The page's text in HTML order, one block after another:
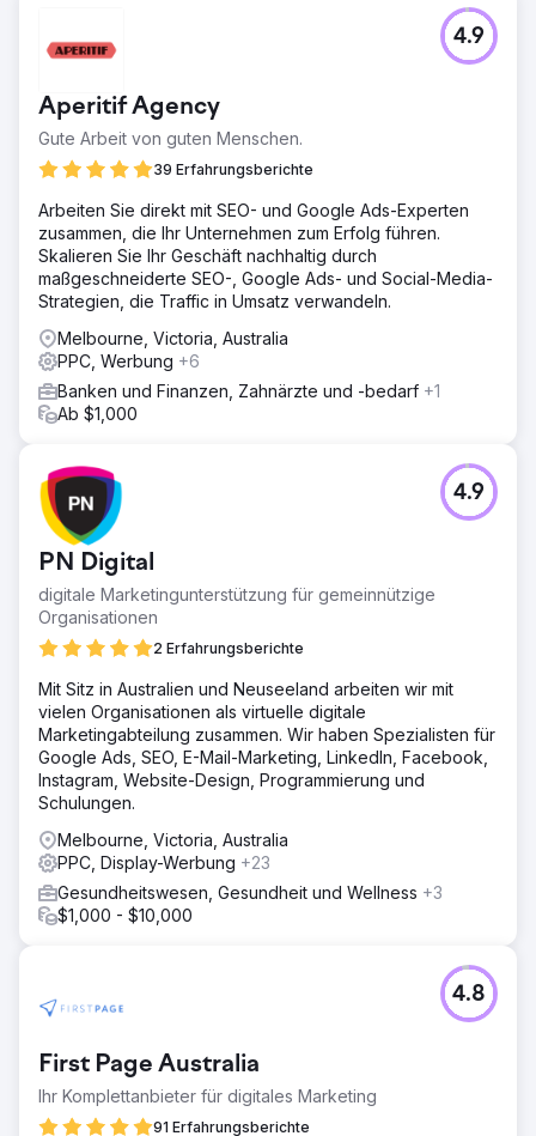
Das Hauptziel von Soup mit Vanilla Blue bestand darin, die
Zahl der Online-Catering-Bestellungen von Kunden aus
Schwerpunkt insbesondere auf der Steigerung der
Wiederholungskäufe und der Erhöhung des
Gesamtumsatzes lag.
Soup setzte eine gezielte Suchstrategie ein, die sich
ausschließlich auf die Gewinnung neuer Kunden
konzentrierte. Indem wir uns auf Keywords mit hoher
Kaufabsicht konzentrierten, die für die Gastronomie
relevant sind, konnten wir kaufbereite Kunden gewinnen
und ihre bestehenden B2B-Aktivitäten durch einen
expandierenden DTC ergänzen.
Ergebnis
43-faches Umsatzwachstum in den ersten 3 Monaten +34
Aperitif Agency
Gute Arbeit von guten Menschen.
39 Erfahrungsberichte
4.9
Arbeiten Sie direkt mit SEO- und Google Ads-Experten
zusammen, die Ihr Unternehmen zum Erfolg führen.
Skalieren Sie Ihr Geschäft nachhaltig durch
maßgeschneiderte SEO-, Google Ads- und Social-Media-
Strategien, die Traffic in Umsatz verwandeln.
Melbourne, Victoria, Australia
PPC, Werbung +6
Banken und Finanzen, Zahnärzte und -bedarf +1
Ab $1,000
PN Digital
digitale Marketingunterstützung für gemeinnützige
Organisationen
2 Erfahrungsberichte
4.9
Mit Sitz in Australien und Neuseeland arbeiten wir mit
vielen Organisationen als virtuelle digitale
Marketingabteilung zusammen. Wir haben Spezialisten für
Google Ads, SEO, E-Mail-Marketing, LinkedIn, Facebook,
Instagram, Website-Design, Programmierung und
Schulungen.
Melbourne, Victoria, Australia
PPC, Display-Werbung +23
Gesundheitswesen, Gesundheit und Wellness +3
$1,000 - $10,000
First Page Australia
Ihr Komplettanbieter für digitales Marketing
91 Erfahrungsberichte
4.8